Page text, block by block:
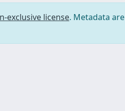
exclusive license. Metadata are